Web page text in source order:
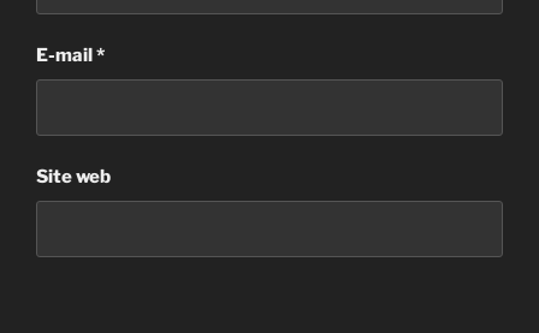
E-mail *
Site web